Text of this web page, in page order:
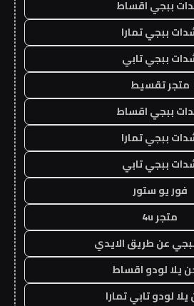
ببجي اقساط
ببجي تمارا
ببجي تابي
متجر تقسيط
ببجي اقساط
ببجي تمارا
ببجي تابي
فور يو ستور
متجر 4u
عن طريق الايدي
يلا لودو اقساط
لودو تابي تمارا